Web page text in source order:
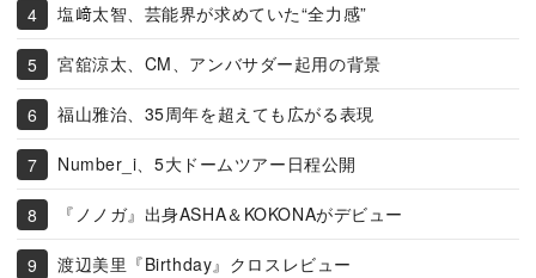
塩﨑太智、芸能界が求めていた“全力感”
宮舘涼太、CM、アンバサダー起用の背景
福山雅治、35周年を超えても広がる表現
Number_i、5大ドームツアー日程公開
『ノノガ』出身ASHA＆KOKONAがデビュー
渡辺美里『Birthday』クロスレビュー